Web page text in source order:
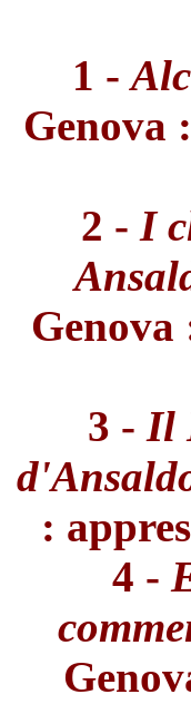
1 -
Genova
2 - I
Genova
3 - Il
:
4 -